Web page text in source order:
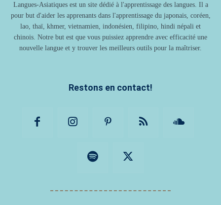
Langues-Asiatiques est un site dédié à l'apprentissage des langues. Il a
pour but d'aider les apprenants dans l'apprentissage du japonais, coréen,
lao, thaï, khmer, vietnamien, indonésien, filipino, hindi népali et
chinois. Notre but est que vous puissiez apprendre avec efficacité une
nouvelle langue et y trouver les meilleurs outils pour la maîtriser.
Restons en contact!